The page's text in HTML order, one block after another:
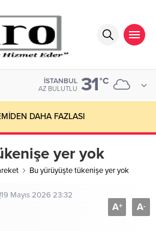
İSTANBUL
AZ BULUTLU 31°C
Kapısı: Zengezur Kadar Stratejik,
Kadar Millî
yer yok
Bu yürüyüşte tükenişe yer yok
19 Mayıs 2026 23:32
A+ A-